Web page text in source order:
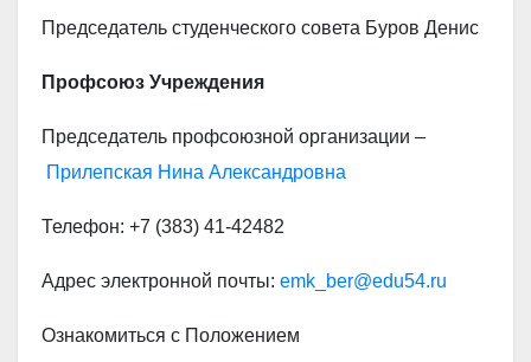
Председатель студенческого совета Буров Денис
Профсоюз Учреждения
Председатель профсоюзной организации –
Прилепская Нина Александровна
Телефон: +7 (383) 41-42482
Адрес электронной почты: emk_ber@edu54.ru
Ознакомиться с Положением